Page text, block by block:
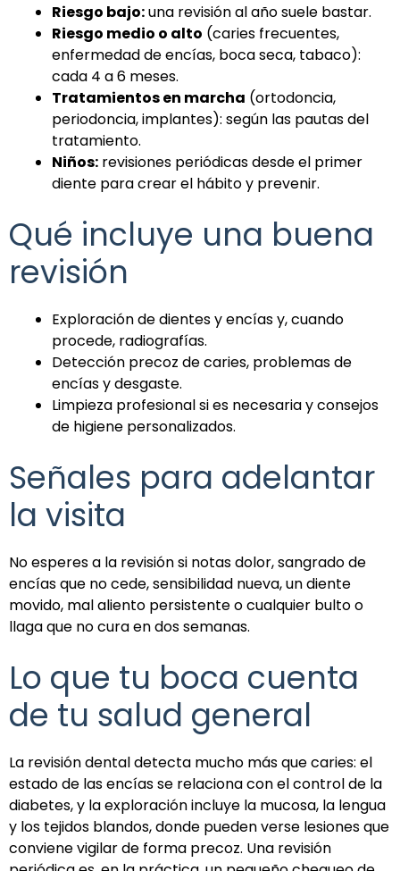
Riesgo bajo:una revisión al año suele bastar.
Riesgo medio o alto (caries frecuentes,
enfermedad de encías, boca seca, tabaco):
cada 4 a 6 meses.
Tratamientos en marcha (ortodoncia,
periodoncia, implantes): según las pautas del
tratamiento.
Niños: revisiones periódicas desde el primer
diente para crear el hábito y prevenir.
Qué incluye una buena
revisión
Exploración de dientes y encías y, cuando
procede, radiografías.
Detección precoz de caries, problemas de
encías y desgaste.
Limpieza profesional si es necesaria y consejos
de higiene personalizados.
Señales para adelantar
la visita
No esperes a la revisión si notas dolor, sangrado de
encías que no cede, sensibilidad nueva, un diente
movido, mal aliento persistente o cualquier bulto o
llaga que no cura en dos semanas.
Lo que tu boca cuenta
de tu salud general
La revisión dental detecta mucho más que caries: el
estado de las encías se relaciona con el control de la
diabetes, y la exploración incluye la mucosa, la lengua
y los tejidos blandos, donde pueden verse lesiones que
conviene vigilar de forma precoz. Una revisión